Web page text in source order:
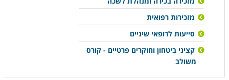
מזכירות רפואית
סייעות לרופאי שיניים
קציני ביטחון וחוקרים פרטיים - קורס
משולב